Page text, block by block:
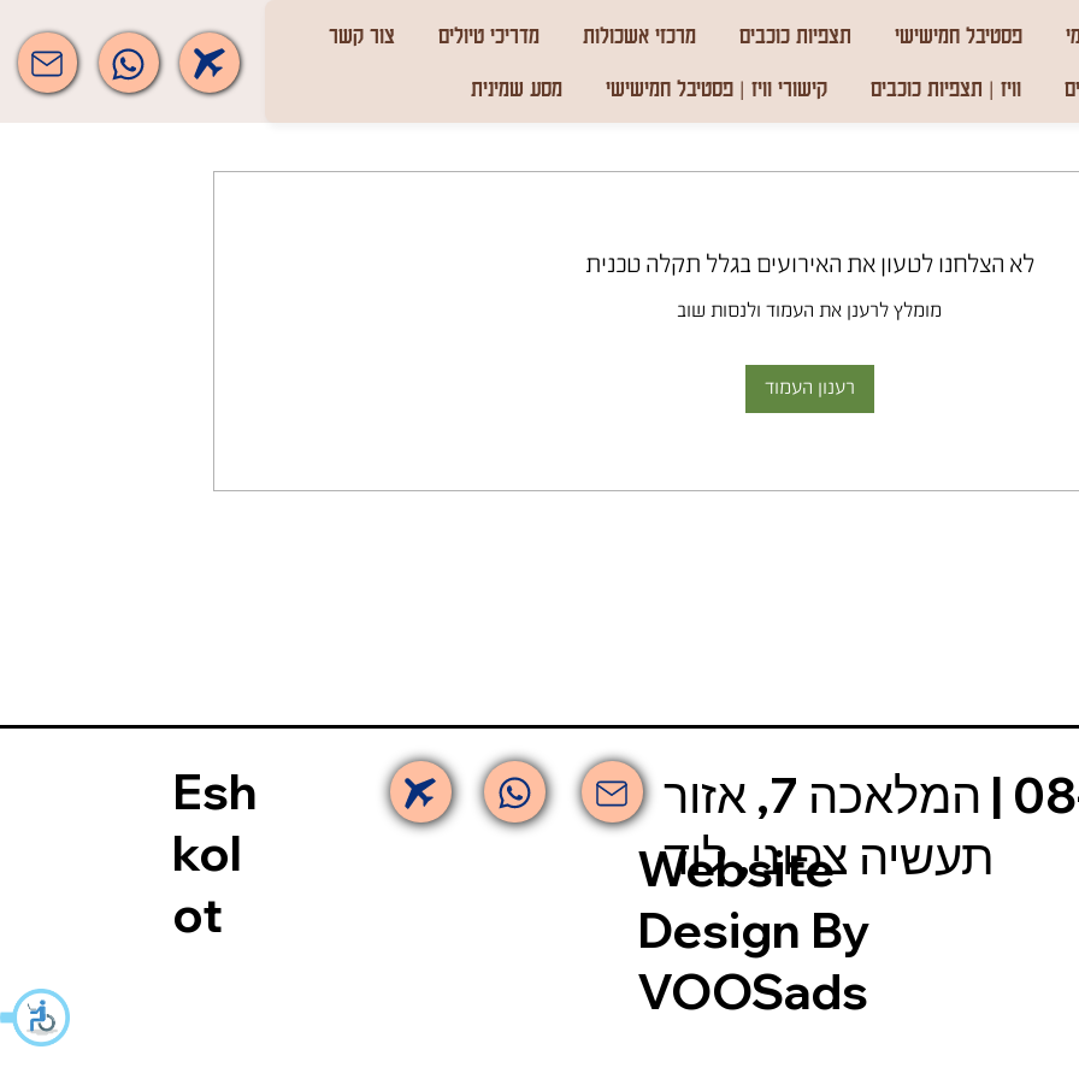
פסטיבל חמישישי תצפיות כוכבים מרכזי אשכולות מדריכי טיולים
צור קשר
וויז | תצפיות כוכבים קישורי וויז | פסטיבל חמישישי מסע שמינית
לא הצלחנו לטעון את האירועים בגלל תקלה טכנית
מומלץ לרענן את העמוד ולנסות שוב
רענון העמוד
Esh
kol
ot​​
אשכולות | 08-6630-030 | המלאכה 7, אזור
תעשיה צפוני, לוד
Website
Design By
VOOSads